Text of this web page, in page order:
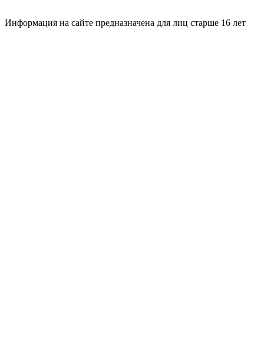
Информация на сайте предназначена для лиц старше 16 лет